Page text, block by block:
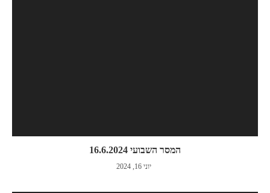
המסר השבועי 16.6.2024
יוני 16, 2024